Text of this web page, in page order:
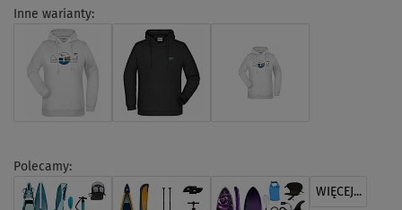
Inne warianty:
Polecamy:
WIĘCEJ...